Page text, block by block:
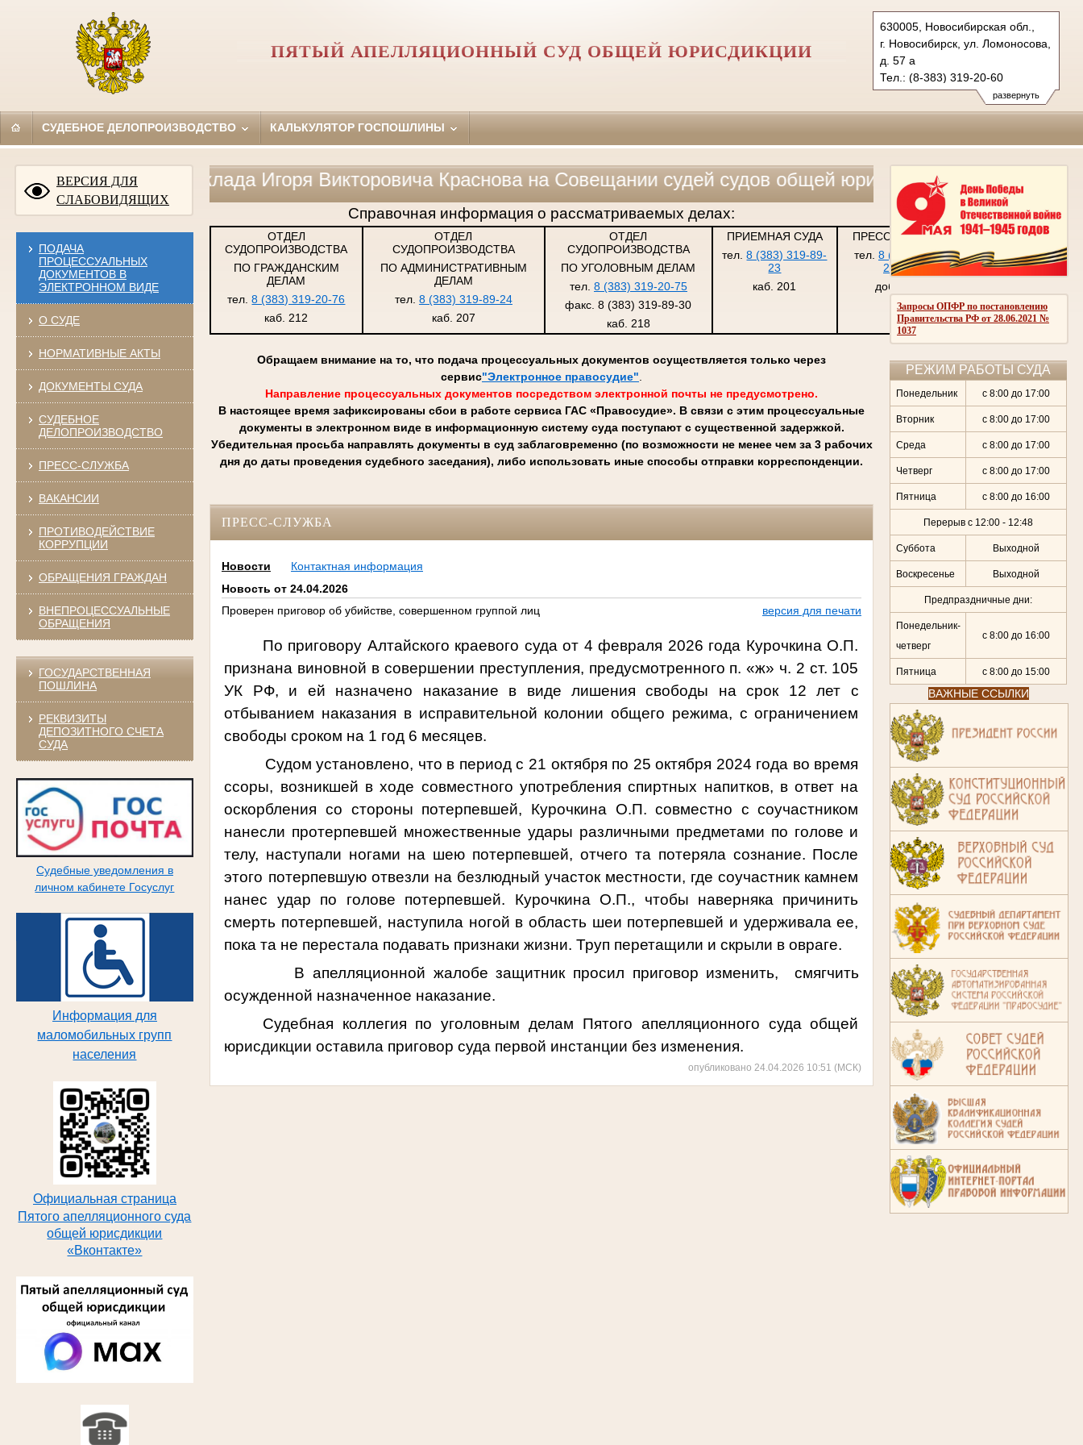
развернуть
630005, Новосибирская обл.,
г. Новосибирск, ул. Ломоносова,
д. 57 а
Тел.: (8-383) 319-20-60
5ap@sudrf.ru
ПЯТЫЙ АПЕЛЛЯЦИОННЫЙ СУД ОБЩЕЙ ЮРИСДИКЦИИ
СУДЕБНОЕ ДЕЛОПРОИЗВОДСТВО КАЛЬКУЛЯТОР ГОСПОШЛИНЫ
ВЕРСИЯ ДЛЯ
СЛАБОВИДЯЩИХ
ПОДАЧА
ПРОЦЕССУАЛЬНЫХ
ДОКУМЕНТОВ В
ЭЛЕКТРОННОМ ВИДЕ
О СУДЕ
НОРМАТИВНЫЕ АКТЫ
ДОКУМЕНТЫ СУДА
СУДЕБНОЕ
ДЕЛОПРОИЗВОДСТВО
ПРЕСС-СЛУЖБА
ВАКАНСИИ
ПРОТИВОДЕЙСТВИЕ
КОРРУПЦИИ
ОБРАЩЕНИЯ ГРАЖДАН
ВНЕПРОЦЕССУАЛЬНЫЕ
ОБРАЩЕНИЯ
ГОСУДАРСТВЕННАЯ
ПОШЛИНА
РЕКВИЗИТЫ
ДЕПОЗИТНОГО СЧЕТА
СУДА
Судебные уведомления в
личном кабинете Госуслуг
Информация для
маломобильных групп
населения
Официальная страница
Пятого апелляционного суда
общей юрисдикции
«Вконтакте»
Запросы ОПФР по постановлению
Правительства РФ от 28.06.2021 №
1037
РЕЖИМ РАБОТЫ СУДА
Понедельник с 8:00 до 17:00
Вторник с 8:00 до 17:00
Среда с 8:00 до 17:00
Четверг с 8:00 до 17:00
Пятница с 8:00 до 16:00
Перерыв с 12:00 - 12:48
Суббота Выходной
Воскресенье Выходной
Предпраздничные дни:
Понедельник-
четверг
с 8:00 до 16:00
Пятница с 8:00 до 15:00
ВАЖНЫЕ ССЫЛКИ
тезисы доклада Игоря Викторовича Краснова на Совещании судей судов общей юрисдикции, военных и
Справочная информация о рассматриваемых делах:
ОТДЕЛ
СУДОПРОИЗВОДСТВА
ПО ГРАЖДАНСКИМ
ДЕЛАМ
тел.8 (383) 319-20-76
каб. 212
ОТДЕЛ
СУДОПРОИЗВОДСТВА
ПО АДМИНИСТРАТИВНЫМ
ДЕЛАМ
тел. 8 (383) 319-89-24
каб. 207
ОТДЕЛ
СУДОПРОИЗВОДСТВА
ПО УГОЛОВНЫМ ДЕЛАМ
тел. 8 (383) 319-20-75
факс. 8 (383) 319-89-30
каб. 218
ПРИЕМНАЯ СУДА
тел.8 (383) 319-89-
23
каб. 201
ПРЕСС-СЛУЖБА
тел. 8 (383) 319-
20-60
доб. 226
Обращаем внимание на то, что подача процессуальных документов осуществляется только через
сервис"Электронное правосудие"
Направление процессуальных документов посредством электронной почты не предусмотрено.
В настоящее время зафиксированы сбои в работе сервиса ГАС «Правосудие». В связи с этим процессуальные
документы в электронном виде в информационную систему суда поступают с существенной задержкой.
Убедительная просьба направлять документы в суд заблаговременно (по возможности не менее чем за 3 рабочих
дня до даты проведения судебного заседания), либо использовать иные способы отправки корреспонденции.
ПРЕСС-СЛУЖБА
Новости
Контактная информация
Новость от 24.04.2026
Проверен приговор об убийстве, совершенном группой лиц
версия для печати
По приговору Алтайского краевого суда от 4 февраля 2026 года Курочкина О.П.
признана виновной в совершении преступления, предусмотренного п. «ж» ч. 2 ст. 105
УК РФ, и ей назначено наказание в виде лишения свободы на срок 12 лет с
отбыванием наказания в исправительной колонии общего режима, с ограничением
свободы сроком на 1 год 6 месяцев.
Судом установлено, что в период с 21 октября по 25 октября 2024 года во время
ссоры, возникшей в ходе совместного употребления спиртных напитков, в ответ на
оскорбления со стороны потерпевшей, Курочкина О.П. совместно с соучастником
нанесли протерпевшей множественные удары различными предметами по голове и
телу, наступали ногами на шею потерпевшей, отчего та потеряла сознание. После
этого потерпевшую отвезли на безлюдный участок местности, где соучастник камнем
нанес удар по голове потерпевшей. Курочкина О.П., чтобы наверняка причинить
смерть потерпевшей, наступила ногой в область шеи потерпевшей и удерживала ее,
пока та не перестала подавать признаки жизни. Труп перетащили и скрыли в овраге.
В апелляционной жалобе защитник просил приговор изменить, смягчить
осужденной назначенное наказание.
Судебная коллегия по уголовным делам Пятого апелляционного суда общей
юрисдикции оставила приговор суда первой инстанции без изменения.
опубликовано 24.04.2026 10:51 (МСК)